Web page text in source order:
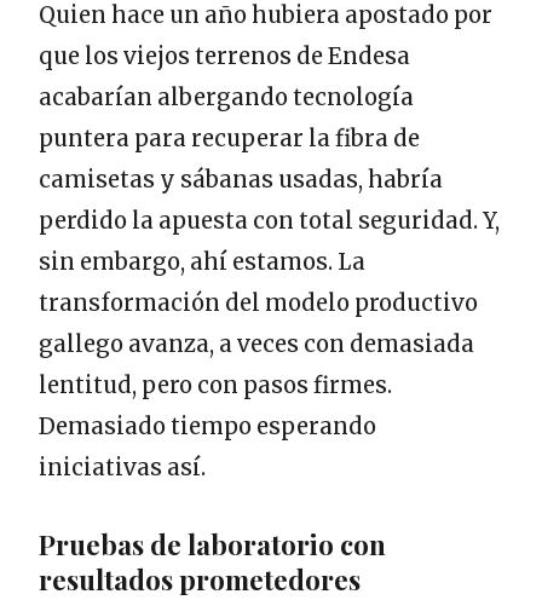
Quien hace un año hubiera apostado por
que los viejos terrenos de Endesa
acabarían albergando tecnología
puntera para recuperar la fibra de
camisetas y sábanas usadas, habría
perdido la apuesta con total seguridad. Y,
sin embargo, ahí estamos. La
transformación del modelo productivo
gallego avanza, a veces con demasiada
lentitud, pero con pasos firmes.
Demasiado tiempo esperando
iniciativas así.
Pruebas de laboratorio con
resultados prometedores